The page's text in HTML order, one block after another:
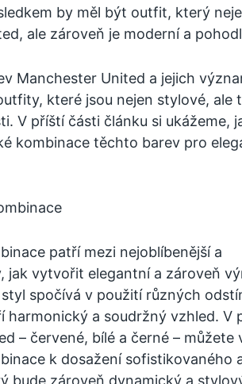
by měl být outfit, který
ale zároveň je moderní a
Manchester United a jejich
které jsou nejen stylové, ale
V příští části článku si ukážeme,
kombinace těchto barev pro
patří mezi nejoblíbenější a
jak vytvořit elegantní a zároveň
spočívá v použití různých
harmonický a soudržný vzhled. V
– červené, bílé a černé – můžete
k dosažení sofistikovaného
bude zároveň dynamický a